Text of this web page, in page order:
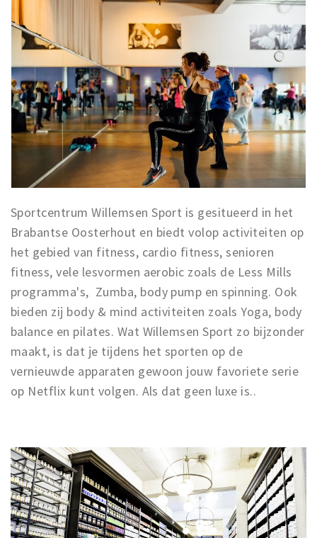
Sportcentrum Willemsen Sport is gesitueerd in het
Brabantse Oosterhout en biedt volop activiteiten op
het gebied van fitness, cardio fitness, senioren
fitness, vele lesvormen aerobic zoals de Less Mills
programma's, Zumba, body pump en spinning. Ook
bieden zij body & mind activiteiten zoals Yoga, body
balance en pilates. Wat Willemsen Sport zo bijzonder
maakt, is dat je tijdens het sporten op de
vernieuwde apparaten gewoon jouw favoriete serie
op Netflix kunt volgen. Als dat geen luxe is..